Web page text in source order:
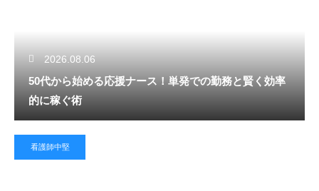
2026.08.06
50代から始める応援ナース！単発での勤務と賢く効率
的に稼ぐ術
看護師中堅